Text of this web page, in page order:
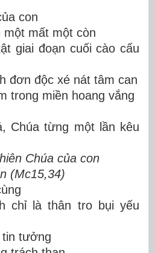
con
một mất một còn
giai đoạn cuối cào cấu
đơn độc xé nát tâm can
trong miền hoang vắng
Chúa từng một lần kêu
Chúa của con
(Mc15,34)
chỉ là thân tro bụi yếu
tin tưởng